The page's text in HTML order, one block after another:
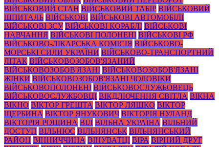
ВІЙСЬКОВИЙ СТАН ВІЙСЬКОВИЙ ТАБІР ВІЙСЬКОВИЙ
ШПИТАЛЬ ВІЙСЬКОВІ ВІЙСЬКОВІ АВТОМОБІЛІ
ВІЙСЬКОВІ ЗСУ ВІЙСЬКОВІ КОРАБЛІ ВІЙСЬКОВІ
НАВЧАННЯ ВІЙСЬКОВІ ПОЛОНЕНІ ВІЙСЬКОВІ РФ
ВІЙСЬКОВО-ЛІКАРСЬКА КОМІСІЯ ВІЙСЬКОВО-
МОРСЬКІ СИЛИ УКРАЇНИ ВІЙСЬКОВО-ТРАНСПОРТНИЙ
ЛІТАК ВІЙСЬКОВОЗОБОВ'ЯЗАНИЙ
ВІЙСЬКОВОЗОБОВ'ЯЗАНІ ВІЙСЬКОВОЗОБОВ'ЯЗАНІ
ЖІНКИ ВІЙСЬКОВОЗОБОВ'ЯЗАНІ ЧОЛОВІКИ
ВІЙСЬКОВОПОЛОНЕНІ ВІЙСЬКОВОСЛУЖБОВЕЦЬ
ВІЙСЬКОВОСЛУЖБОВЦІ ВІКДЛЮЧЕННЯ СВІТЛА ВІКНА
ВІКНО ВІКТОР ГРЕШТА ВІКТОР ЛЯШКО ВІКТОР
ЩЕРБИНА ВІКТОР ЯНУКОВИЧ ВІКТОРІЯ НУЛАНД
ВІКТОРІЯ РОЩИНА ВІЛ ВІЛЬНА УКРАЇНА ВІЛЬНИЙ
ДОСТУП ВІЛЬНЮС ВІЛЬНЯНСЬК ВІЛЬНЯНСЬКИЙ
РАЙОН ВІННИЧЧИНА ВІНУВАТЦІ ВІРА ВІРНИЙ ДРУГ